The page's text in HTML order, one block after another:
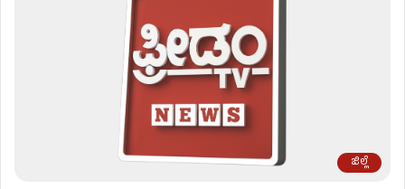
ಜಿಲ್ಲೆ